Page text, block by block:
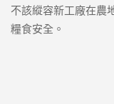
不該縱容新工廠在農
糧食安全。